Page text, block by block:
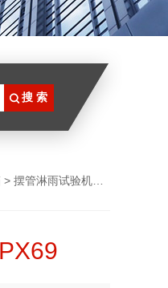
> 摆管淋雨试验机终生维护IPX69